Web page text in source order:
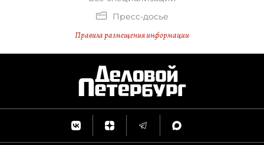
Пресс-досье
Правила размещения информации